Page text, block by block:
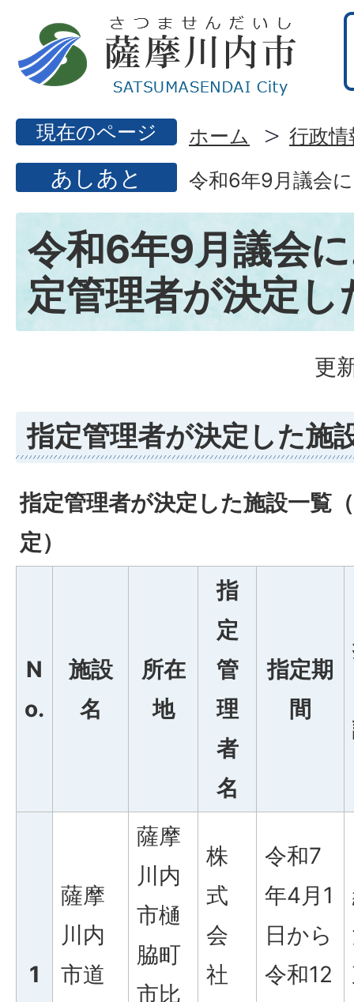
現在のページ ホーム 行政情
あしあと 令和6年9月議会
令和6年9月議会
定管理者が決定し
更
指定管理者が決定した施
指定管理者が決定した施設一覧
定）
N
o.
施設
名
所在
地
指
定
管
理
者
名
指定期
間
1
薩摩
川内
市道
薩摩
川内
市樋
脇町
市比
株
式
会
社
令和7
年4月1
日から
令和12